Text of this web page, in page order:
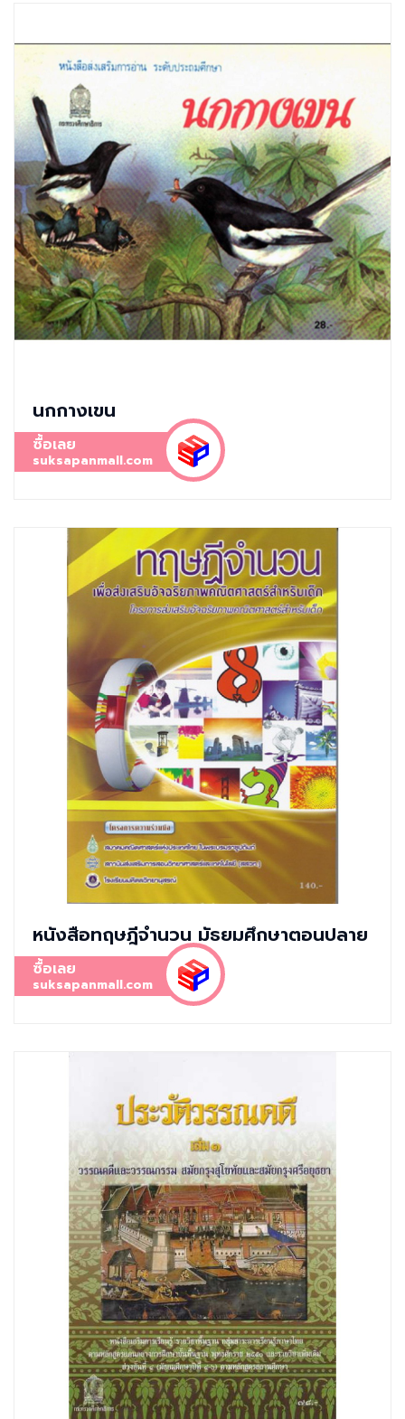
นกกางเขน
ซื้อเลย
suksapanmall.com
หนังสือทฤษฎีจำนวน มัธยมศึกษาตอนปลาย
ซื้อเลย
suksapanmall.com